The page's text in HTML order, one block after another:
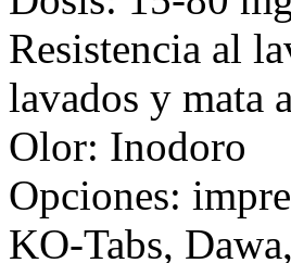
Resistencia al
lavados y mata
Olor: Inodoro
Opciones:
KO-Tabs,